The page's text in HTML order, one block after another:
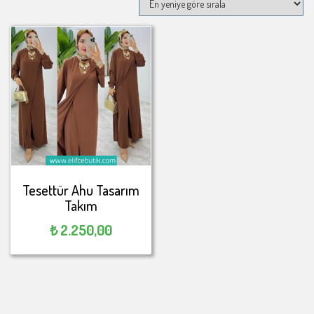
Tesettür Ahu Tasarım
Takım
₺2.250,00